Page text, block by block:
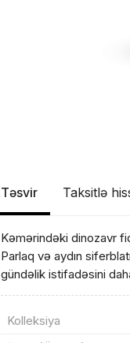
Təsvir Taksitlə
Kəmərindəki dinozavr
Parlaq və aydın
gündəlik istifadəsini
Kolleksiya